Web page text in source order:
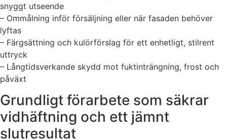
snyggt utseende
– Ommålning inför försäljning eller när fasaden behöver
lyftas
– Färgsättning och kulörförslag för ett enhetligt, stilrent
uttryck
– Långtidsverkande skydd mot fuktinträngning, frost och
påväxt
Grundligt förarbete som säkrar
vidhäftning och ett jämnt
slutresultat